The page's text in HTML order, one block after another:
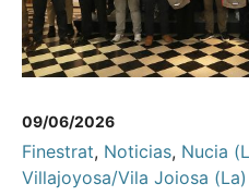
09/06/2026
Finestrat, Noticias, Nucia
Villajoyosa/Vila Joiosa (La)